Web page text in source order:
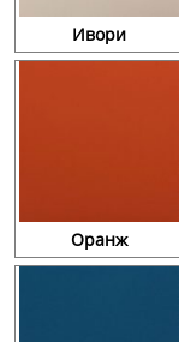
Ивори
Оранж